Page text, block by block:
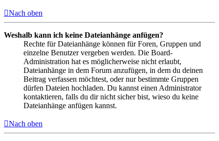
Nach oben
Weshalb kann ich keine Dateianhänge anfügen?
Rechte für Dateianhänge können für Foren, Gruppen und
einzelne Benutzer vergeben werden. Die Board-
Administration hat es möglicherweise nicht erlaubt,
Dateianhänge in dem Forum anzufügen, in dem du deinen
Beitrag verfassen möchtest, oder nur bestimmte Gruppen
dürfen Dateien hochladen. Du kannst einen Administrator
kontaktieren, falls du dir nicht sicher bist, wieso du keine
Dateianhänge anfügen kannst.
Nach oben